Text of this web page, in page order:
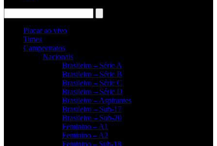
Placar ao vivo
Times
Campeonatos
Nacionais
Brasileiro – Série A
Brasileiro – Série B
Brasileiro – Série C
Brasileiro – Série D
Brasileiro – Aspirantes
Brasileiro – Sub-17
Brasileiro – Sub-20
Feminino – A1
Feminino – A2
Feminino – Sub-18